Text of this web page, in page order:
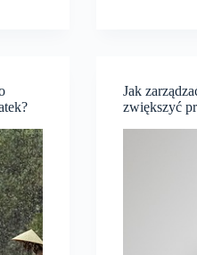
na
pracownika
Jak
zwiększyć